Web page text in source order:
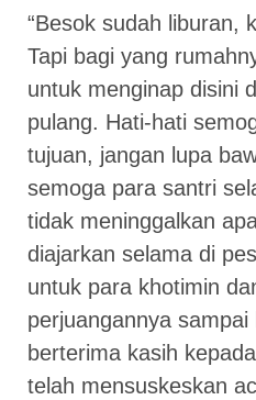
“Besok sudah liburan,
Tapi bagi yang
untuk menginap disini
pulang. Hati-hati
tujuan, jangan lupa
semoga para santri
tidak meninggalkan
diajarkan selama di
untuk para khotimin
perjuangannya
berterima kasih
telah mensuskeskan